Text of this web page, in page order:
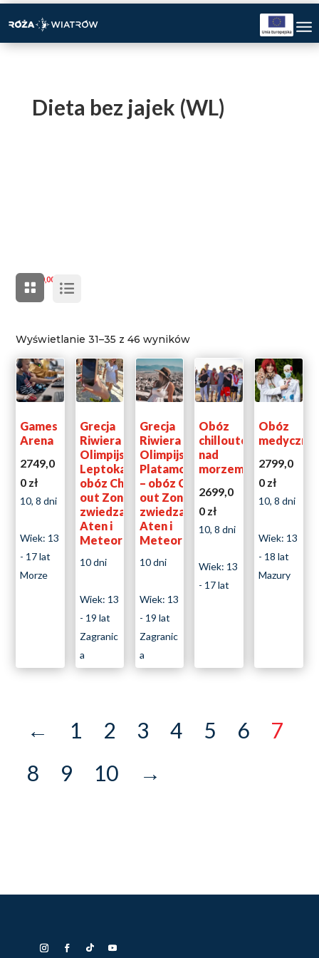
Dieta bez jajek (WL)
200,00
Wyświetlanie 31–35 z 46 wyników
Games
Arena
2749,0
0 zł
10, 8 dni
Wiek: 13
- 17 lat
Morze
Grecja
Riwiera
Olimpijska
Leptokaria-
obóz Chill
out Zone ze
zwiedzaniem
Aten i
Meteorów
10 dni
Wiek: 13
- 19 lat
Zagranic
a
Grecja
Riwiera
Olimpijska
Platamonas
– obóz Chill
out Zone ze
zwiedzaniem
Aten i
Meteorów
10 dni
Wiek: 13
- 19 lat
Zagranic
a
Obóz
chilloutowy
nad
morzem
2699,0
0 zł
10, 8 dni
Wiek: 13
- 17 lat
Obóz
medyczny
2799,0
0 zł
10, 8 dni
Wiek: 13
- 18 lat
Mazury
← 1 2 3 4 5 6
7
8
9 10 →